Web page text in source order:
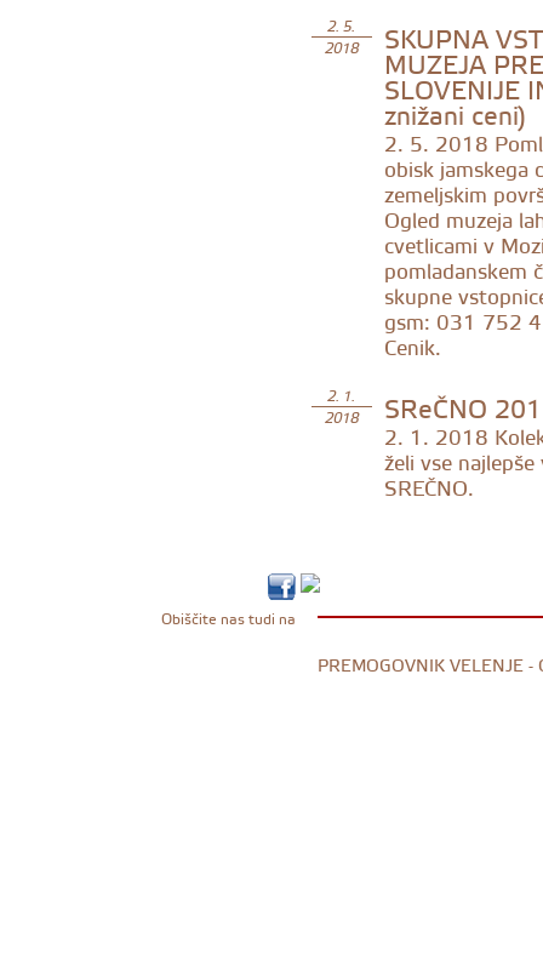
2. 5.
2018
SKUPNA
MUZEJA
SLOVENIJE
znižani ceni)
2. 5. 2018
obisk jamskega
zemeljskim
Ogled muzeja
cvetlicami v
pomladanskem
skupne
gsm: 031 752
Cenik.
2. 1.
2018
SReČNO
2. 1. 2018
želi vse
SREČNO.
Obiščite nas tudi na
PREMOGOVNIK VELENJE